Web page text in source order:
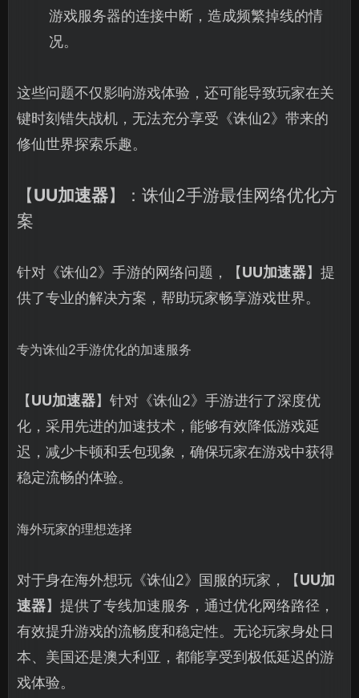
游戏服务器的连接中断，造成频繁掉线的情
况。
这些问题不仅影响游戏体验，还可能导致玩家在关
键时刻错失战机，无法充分享受《诛仙2》带来的
修仙世界探索乐趣。
【UU加速器】：诛仙2手游最佳网络优化方
案
针对《诛仙2》手游的网络问题，【UU加速器】提
供了专业的解决方案，帮助玩家畅享游戏世界。
专为诛仙2手游优化的加速服务
【UU加速器】针对《诛仙2》手游进行了深度优
化，采用先进的加速技术，能够有效降低游戏延
迟，减少卡顿和丢包现象，确保玩家在游戏中获得
稳定流畅的体验。
海外玩家的理想选择
对于身在海外想玩《诛仙2》国服的玩家，【UU加
速器】提供了专线加速服务，通过优化网络路径，
有效提升游戏的流畅度和稳定性。无论玩家身处日
本、美国还是澳大利亚，都能享受到极低延迟的游
戏体验。